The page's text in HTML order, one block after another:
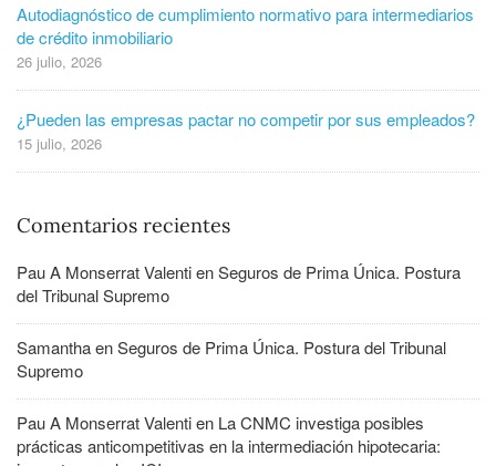
Autodiagnóstico de cumplimiento normativo para intermediarios
de crédito inmobiliario
26 julio, 2026
¿Pueden las empresas pactar no competir por sus empleados?
15 julio, 2026
Comentarios recientes
Pau A Monserrat ValentienSeguros de Prima Única. Postura
del Tribunal Supremo
SamanthaenSeguros de Prima Única. Postura del Tribunal
Supremo
Pau A Monserrat Valentien La CNMC investiga posibles
prácticas anticompetitivas en la intermediación hipotecaria: